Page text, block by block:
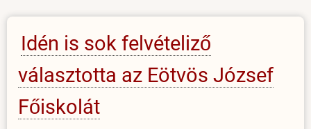
Idén is sok felvételiző
választotta az Eötvös József
Főiskolát